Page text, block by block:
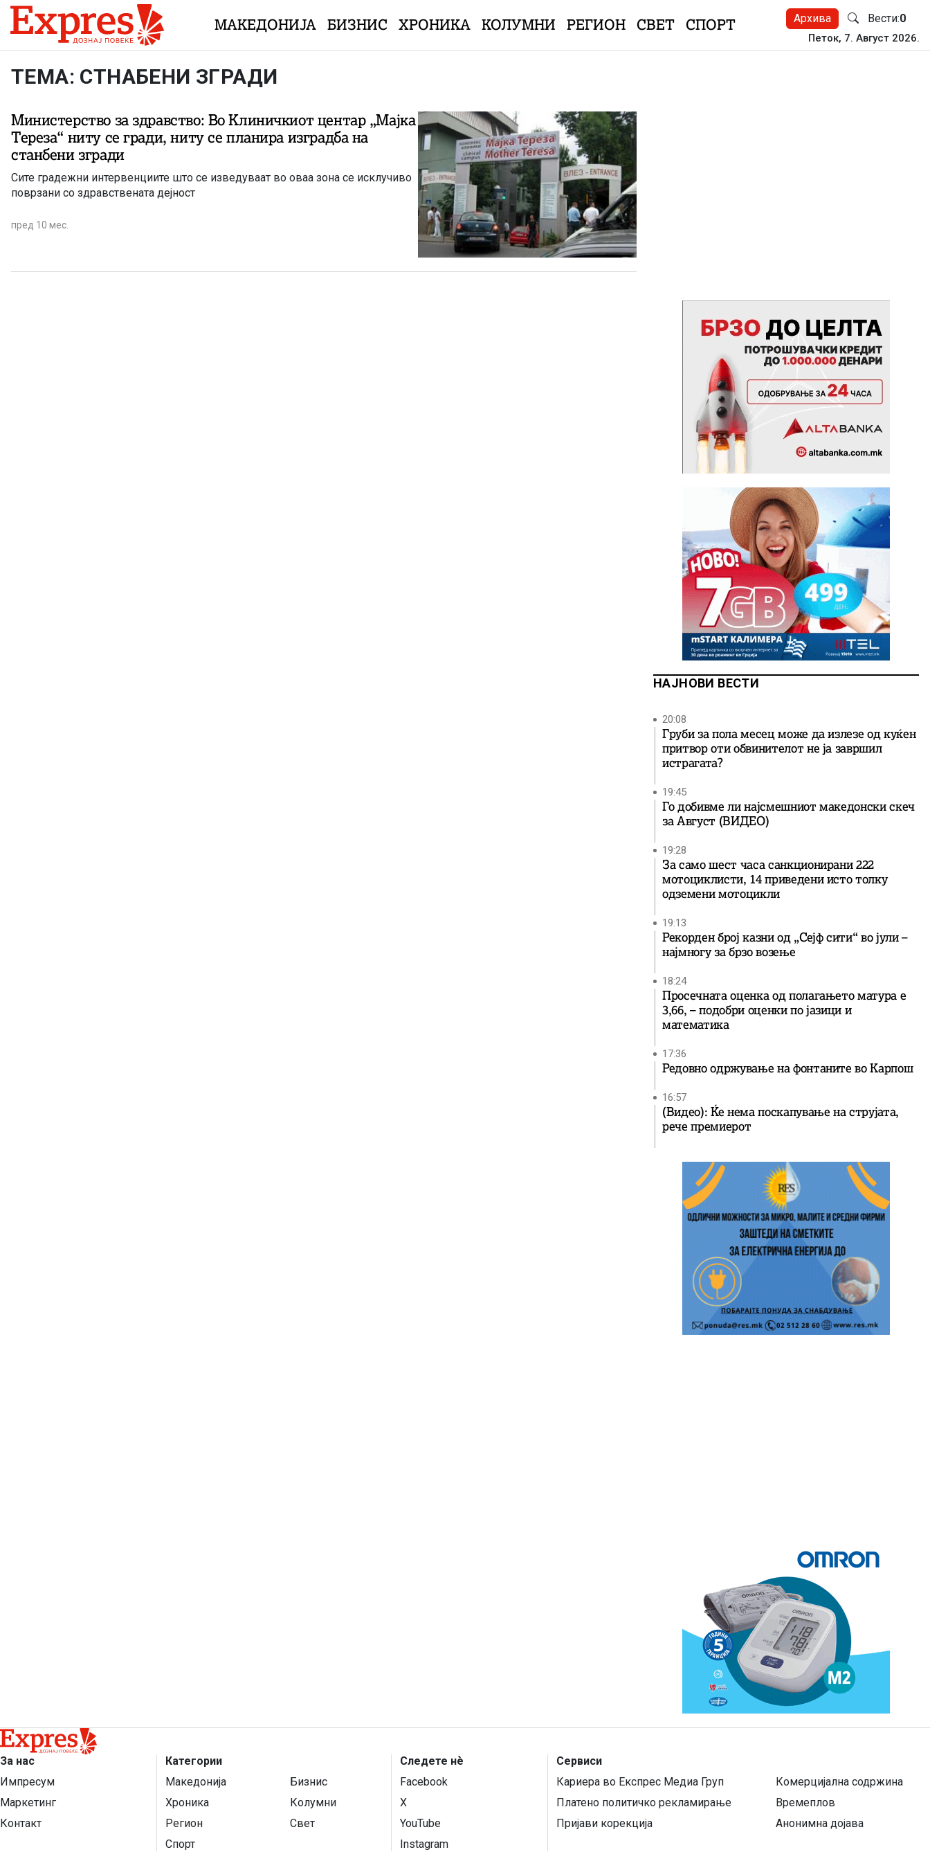
Skip to content
МАКЕДОНИЈА БИЗНИС ХРОНИКА КОЛУМНИ РЕГИОН СВЕТ СПОРТ Архива Вести:0
Петок, 7. Август 2026.
ТЕМА: СТНАБЕНИ ЗГРАДИ
Министерство за здравство: Во Клиничкиот центар „Мајка
Тереза“ ниту се гради, ниту се планира изградба на
станбени згради
Сите градежни интервенциите што се изведуваат во оваа зона се исклучиво
поврзани со здравствената дејност
пред 10 мес.
НАЈНОВИ ВЕСТИ
20:08
Груби за пола месец може да излезе од куќен
притвор оти обвинителот не ја завршил
истрагата?
19:45
Го добивме ли најсмешниот македонски скеч
за Август (ВИДЕО)
19:28
За само шест часа санкционирани 222
мотоциклисти, 14 приведени исто толку
одземени мотоцикли
19:13
Рекорден број казни од „Сејф сити“ во јули –
најмногу за брзо возење
18:24
Просечната оценка од полагањето матура е
3,66, – подобри оценки по јазици и
математика
17:36
Редовно одржување на фонтаните во Карпош
16:57
(Видео): Ќе нема поскапување на струјата,
рече премиерот
За нас
Импресум
Маркетинг
Контакт
Категории
Македонија
Бизнис
Хроника
Колумни
Регион
Свет
Спорт
Следете нѐ
Facebook
X
YouTube
Instagram
Сервиси
Кариера во Експрес Медиа Груп
Комерцијална содржина
Платено политичко рекламирање
Времеплов
Пријави корекција
Анонимна дојава